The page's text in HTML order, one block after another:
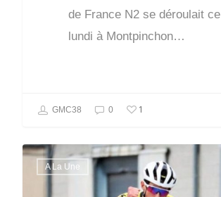
de France N2 se déroulait ce
lundi à Montpinchon…
GMC38 0 1
A La Une